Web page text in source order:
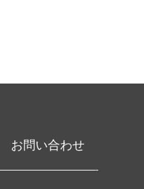
お問い合わせ